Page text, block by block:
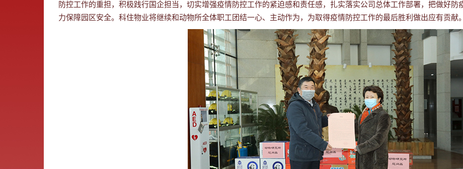
防控工作的重担，积极践行国企担当，切实增强疫情防控工作的紧迫感和责任感，扎实落实公司总体工作部署，把做好
力保障园区安全。科住物业将继续和动物所全体职工团结一心、主动作为，为取得疫情防控工作的最后胜利做出应有贡献。